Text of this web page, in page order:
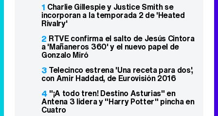
1 Charlie Gillespie y Justice Smith se
incorporan a la temporada 2 de 'Heated
Rivalry'
2 RTVE confirma el salto de Jesús Cintora
a 'Mañaneros 360' y el nuevo papel de
Gonzalo Miró
3 Telecinco estrena 'Una receta para dos',
con Amir Haddad, de Eurovisión 2016
4 "¡A todo tren! Destino Asturias" en
Antena 3 lidera y "Harry Potter" pincha en
Cuatro